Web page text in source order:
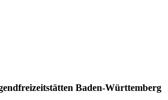
Baden-Württemberg